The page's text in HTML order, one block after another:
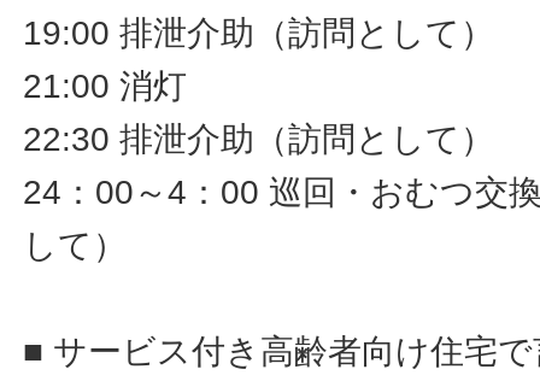
19:00 排泄介助（訪問として）
21:00 消灯
22:30 排泄介助（訪問として）
24：00～4：00 巡回・おむつ交
して）
■ サービス付き高齢者向け住宅